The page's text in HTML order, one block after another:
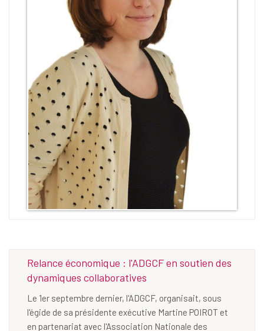
Relance économique : l'ADGCF en soutien des
dynamiques collaboratives
Le 1er septembre dernier, l'ADGCF, organisait, sous
l'égide de sa présidente exécutive Martine POIROT et
en partenariat avec l'Association Nationale des